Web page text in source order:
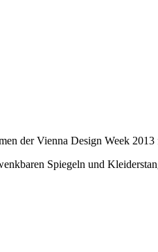
der Vienna Design Week
Spiegeln und